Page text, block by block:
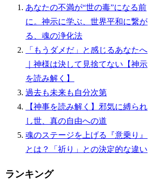
あなたの不満が“世の毒”になる前
に。神示に学ぶ、世界平和に繋が
る、魂の浄化法
「もうダメだ」と感じるあなたへ
｜神様は決して見捨てない【神示
を読み解く】
過去も未来も自分次第
【神事を読み解く】邪気に縛られ
し世、真の自由への道
魂のステージを上げる『意乗り』
とは？「祈り」との決定的な違い
ランキング